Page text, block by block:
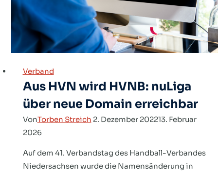
Verband
Aus HVN wird HVNB: nuLiga
über neue Domain erreichbar
VonTorben Streich 2. Dezember 202213. Februar
2026
Auf dem 41. Verbandstag des Handball-Verbandes
Niedersachsen wurde die Namensänderung in